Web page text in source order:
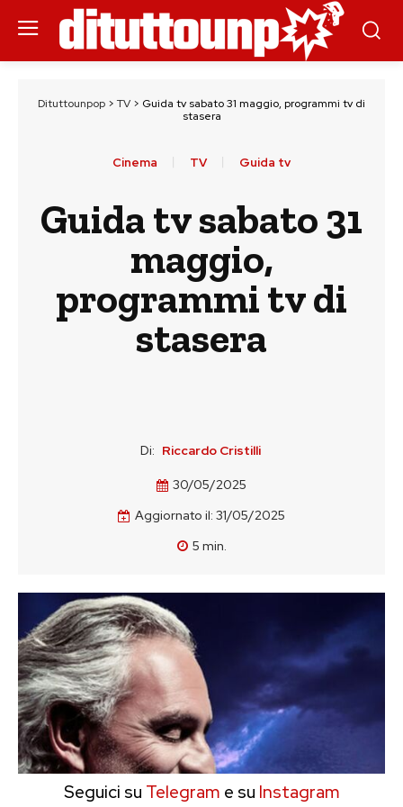
Dituttounpop > TV > Guida tv sabato 31 maggio, programmi tv di
stasera
Cinema TV Guida tv
Guida tv sabato 31
maggio,
programmi tv di
stasera
Di: Riccardo Cristilli
30/05/2025
Aggiornato il: 31/05/2025
5 min.
Seguici su Telegram e su Instagram